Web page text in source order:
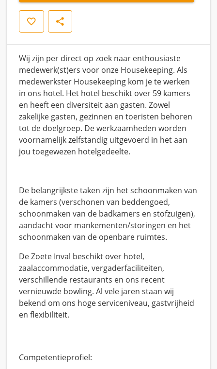
Save Share
Wij zijn per direct op zoek naar enthousiaste
medewerk(st)ers voor onze Housekeeping. Als
medewerkster Housekeeping kom je te werken
in ons hotel. Het hotel beschikt over 59 kamers
en heeft een diversiteit aan gasten. Zowel
zakelijke gasten, gezinnen en toeristen behoren
tot de doelgroep. De werkzaamheden worden
voornamelijk zelfstandig uitgevoerd in het aan
jou toegewezen hotelgedeelte.
De belangrijkste taken zijn het schoonmaken van
de kamers (verschonen van beddengoed,
schoonmaken van de badkamers en stofzuigen),
aandacht voor mankementen/storingen en het
schoonmaken van de openbare ruimtes.
De Zoete Inval beschikt over hotel,
zaalaccommodatie, vergaderfaciliteiten,
verschillende restaurants en ons recent
vernieuwde bowling. Al vele jaren staan wij
bekend om ons hoge serviceniveau, gastvrijheid
en flexibiliteit.
Competentieprofiel: